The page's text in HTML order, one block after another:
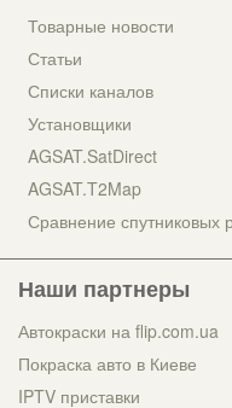
Товарные новости
Статьи
Списки каналов
Установщики
AGSAT.SatDirect
AGSAT.T2Map
Сравнение спутниковых
Наши партнеры
Автокраски на flip.com.ua
Покраска авто в Киеве
IPTV приставки